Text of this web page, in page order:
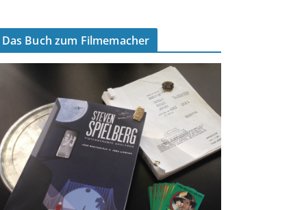
Das Buch zum Filmemacher